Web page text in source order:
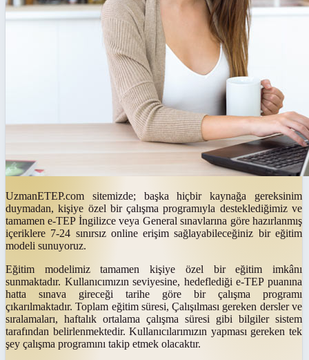
UzmanETEP.com sitemizde; başka hiçbir kaynağa gereksinim
duymadan, kişiye özel bir çalışma programıyla desteklediğimiz ve
tamamene-TEP İngilizceveya General sınavlarına göre hazırlanmış
içeriklere 7-24 sınırsız onlineerişim sağlayabileceğiniz bir eğitim
modeli sunuyoruz.
Eğitim modelimiz tamamen kişiye özel bir eğitim imkânı
sunmaktadır. Kullanıcımızın seviyesine, hedeflediğie-TEPpuanına
hatta sınava gireceği tarihe göre bir çalışma programı
çıkarılmaktadır. Toplam eğitim süresi, Çalışılması gereken dersler ve
sıralamaları, haftalık ortalama çalışma süresi gibi bilgiler sistem
tarafından belirlenmektedir. Kullanıcılarımızın yapması gereken tek
şey çalışma programını takip etmek olacaktır.